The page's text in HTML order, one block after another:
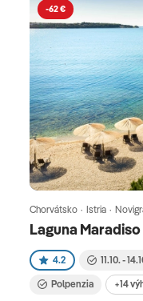
-62 €
Laguna
Chorvátsko · Istria ·
4.2 11.10. -
Polpenzia +14